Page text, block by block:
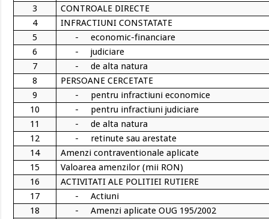
3
CONTROALE DIRECTE
4
INFRACTIUNI CONSTATATE
5
-
economic-financiare
6
-
judiciare
7
-
de alta natura
8
PERSOANE CERCETATE
9
-
pentru infractiuni economice
10
-
pentru infractiuni judiciare
11
-
de alta natura
12
-
retinute sau arestate
14
Amenzi contraventionale aplicate
15
Valoarea amenzilor (mii RON)
16
ACTIVITATI ALE POLITIEI RUTIERE
17
-
Actiuni
18
-
Amenzi aplicate OUG 195/2002